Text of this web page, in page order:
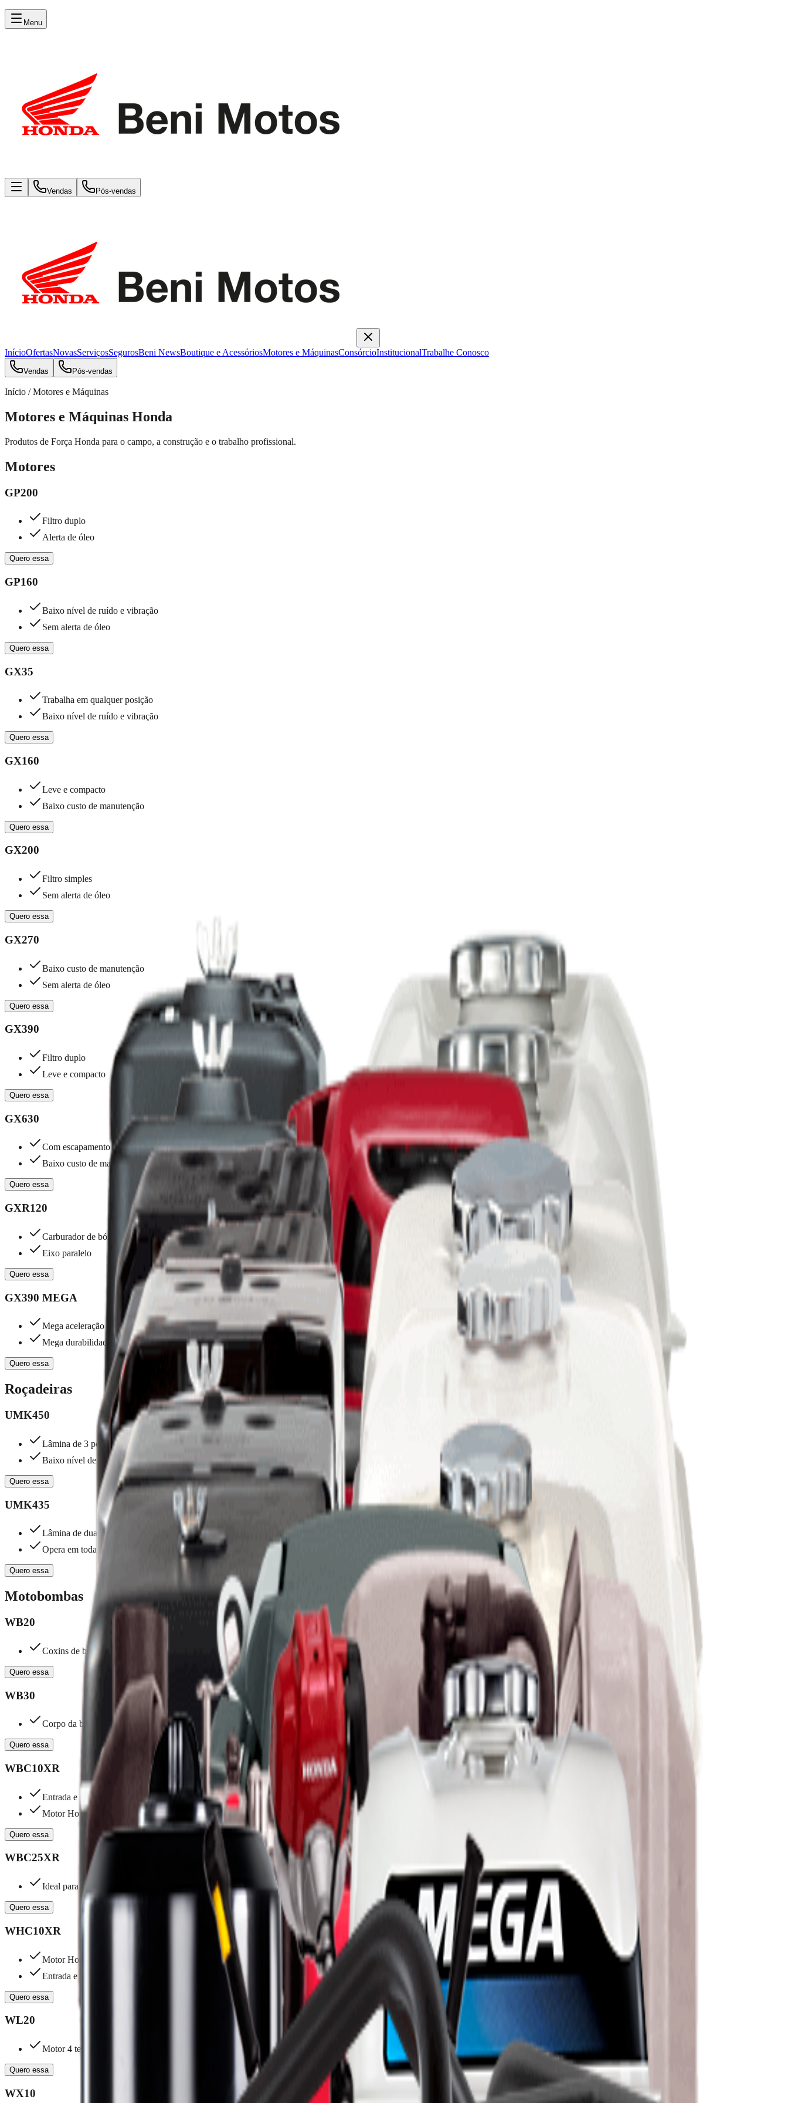
Menu
Vendas Pós-vendas
InícioOfertasNovasServiçosSegurosBeni NewsBoutique e AcessóriosMotores e MáquinasConsórcioInstitucionalTrabalhe Conosco
Vendas Pós-vendas
Início / Motores e Máquinas
Motores e Máquinas Honda
Produtos de Força Honda para o campo, a construção e o trabalho profissional.
Motores
GP200
Filtro duplo
Alerta de óleo
Quero essa
GP160
Baixo nível de ruído e vibração
Sem alerta de óleo
Quero essa
GX35
Trabalha em qualquer posição
Baixo nível de ruído e vibração
Quero essa
GX160
Leve e compacto
Baixo custo de manutenção
Quero essa
GX200
Filtro simples
Sem alerta de óleo
Quero essa
GX270
Baixo custo de manutenção
Sem alerta de óleo
Quero essa
GX390
Filtro duplo
Leve e compacto
Quero essa
GX630
Com escapamento
Baixo custo de manutenção
Quero essa
GXR120
Carburador de bóia
Eixo paralelo
Quero essa
GX390 MEGA
Mega aceleração
Mega durabilidade
Quero essa
Roçadeiras
UMK450
Lâmina de 3 pontas
Baixo nível de ruído e fumaça
Quero essa
UMK435
Lâmina de duas facas
Opera em todas as posições
Quero essa
Motobombas
WB20
Coxins de borracha garantem menos vibração
Quero essa
WB30
Corpo da bomba de alumínio usinado para engates precisos
Quero essa
WBC10XR
Entrada e saída de 1 polegada
Motor Honda GX160
Quero essa
WBC25XR
Ideal para irrigar grandes quantidades
Quero essa
WHC10XR
Motor Honda GX160
Entrada e saída de 1 polegada
Quero essa
WL20
Motor 4 tempos garante maior autonomia de trabalho
Quero essa
WX10